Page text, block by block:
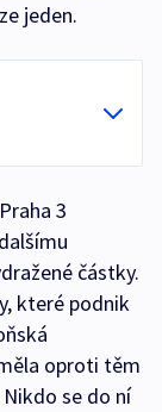
jeden.
3
částky.
které podnik
oproti těm
se do ní